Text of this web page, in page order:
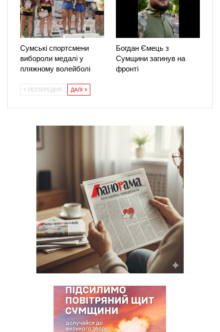
Сумські спортсмени
вибороли медалі у
пляжному волейболі
Богдан Ємець з
Сумщини загинув на
фронті
ПОПЕРЕДНЯ ДАЛІ